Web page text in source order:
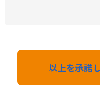
以上を承諾